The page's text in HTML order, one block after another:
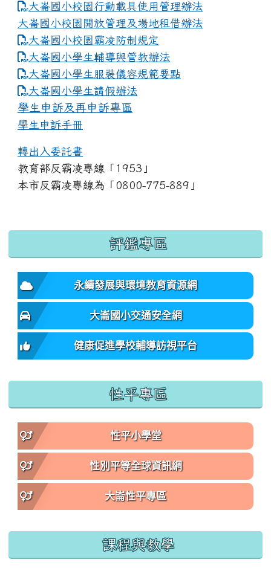
大崙國小校園行動載具使用管理辦法
大崙國小校園開放管理及場地租借辦法
大崙國小校園霸凌防制規定
大崙國小學生輔導與管教辦法
大崙國小學生服裝儀容規範要點
link to https://www.dles.tyc.edu.tw/uploads/
大崙國小學生請假辦法
學生申訴及再申訴專區
學生申訴手冊
轉出入委託書
教育部反霸凌專線「1953」
本市反霸凌專線為「0800-775-889」
:::
評鑑專區
永續發展與環境教育資源網
大崙國小交通安全網
健康促進學校輔導訪視平台
性平專區
性平小學堂
性別平等全球資訊網
大崙性平專區
課程與教學